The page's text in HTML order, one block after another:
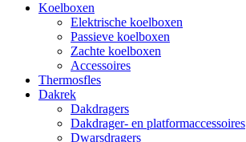
Koelboxen
Elektrische koelboxen
Passieve koelboxen
Zachte koelboxen
Accessoires
Thermosfles
Dakrek
Dakdragers
Dakdrager- en platformaccessoires
Dwarsdragers